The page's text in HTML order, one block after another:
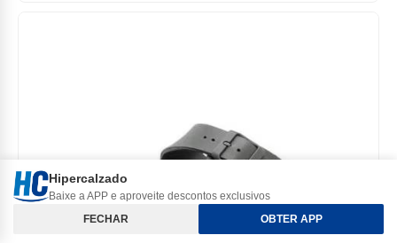
Classificar e Filtros
Hipercalzado
Baixe a APP e aproveite descontos exclusivos
FECHAR
OBTER APP